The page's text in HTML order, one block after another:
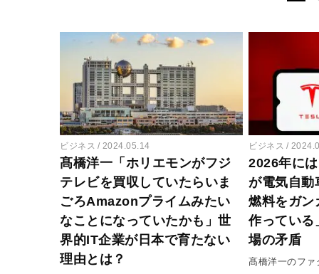
ビジネス 2024.05.14
髙橋洋一「ホリエモンがフジ
テレビを買収していたらいま
ごろAmazonプライムみたい
なことになっていたかも」世
界的IT企業が日本で育たない
理由とは？
ビジネス
2026年に
が電気自動
燃料をガン
作っている
場の矛盾
髙橋洋一のフ